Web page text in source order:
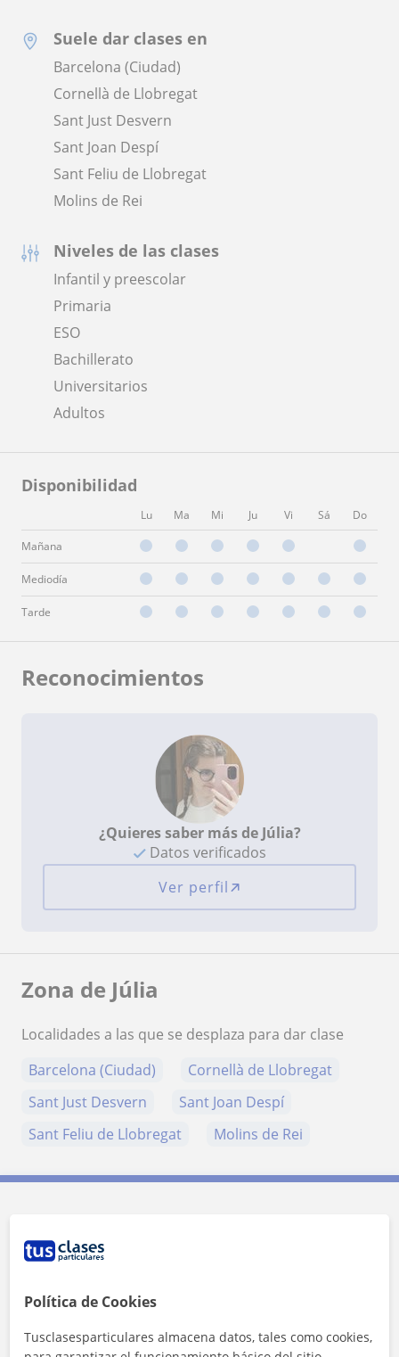
Suele dar clases en
Barcelona (Ciudad)
Cornellà de Llobregat
Sant Just Desvern
Sant Joan Despí
Sant Feliu de Llobregat
Molins de Rei
Niveles de las clases
Infantil y preescolar
Primaria
ESO
Bachillerato
Universitarios
Adultos
Disponibilidad
Lu Ma Mi Ju Vi Sá Do
Mañana
Mediodía
Tarde
Reconocimientos
¿Quieres saber más de Júlia?
Datos verificados
Ver perfil
Zona de Júlia
Localidades a las que se desplaza para dar clase
Barcelona (Ciudad)
Cornellà de Llobregat
Sant Just Desvern
Sant Joan Despí
Sant Feliu de Llobregat
Molins de Rei
Política de Cookies
Tusclasesparticulares almacena datos, tales como cookies,